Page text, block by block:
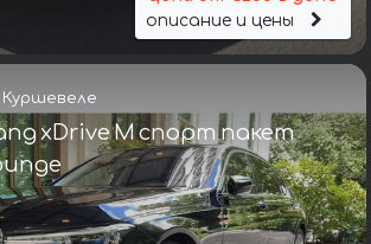
описание и цены
xDrive M спорт пакет